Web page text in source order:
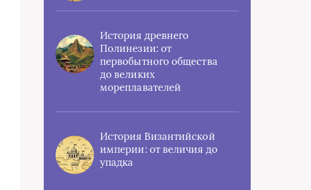
История древнего
Полинезии: от
первобытного общества
до великих
мореплавателей
История Византийской
империи: от величия до
упадка